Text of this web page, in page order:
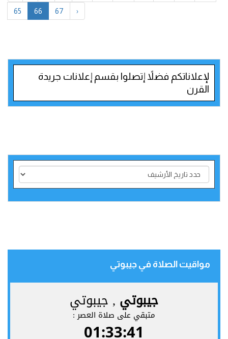
65 66 67 ›
لإعلاناتكم فضلاً إتصلوا بقسم إعلانات جريدة
القرن
مواقيت الصلاة في جيبوتي‎